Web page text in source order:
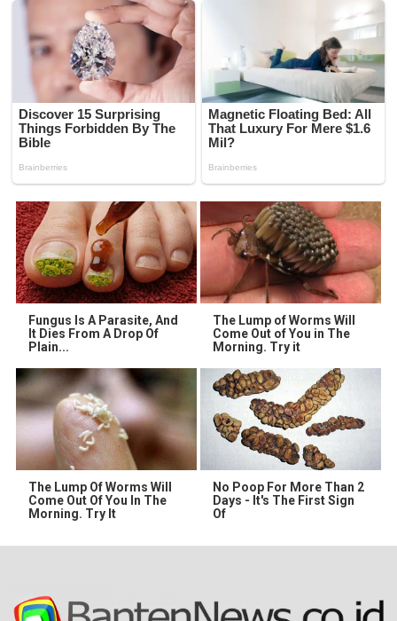
Fungus Is A Parasite, And
It Dies From A Drop Of
Plain...
The Lump of Worms Will
Come Out of You in The
Morning. Try it
The Lump Of Worms Will
Come Out Of You In The
Morning. Try It
No Poop For More Than 2
Days - It's The First Sign
Of